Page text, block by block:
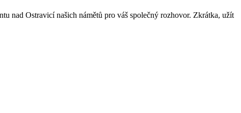
nad Ostravicí našich námětů pro váš společný rozhovor. Zkrátka, užít